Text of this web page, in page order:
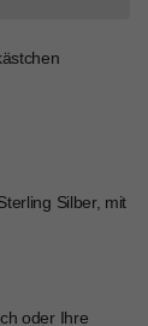
Silber, mit
oder Ihre